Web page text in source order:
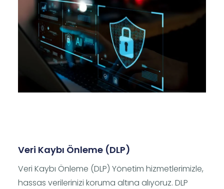
Veri Kaybı Önleme (DLP)
Veri Kaybı Önleme (DLP) Yönetim hizmetlerimizle,
hassas verilerinizi koruma altına alıyoruz. DLP